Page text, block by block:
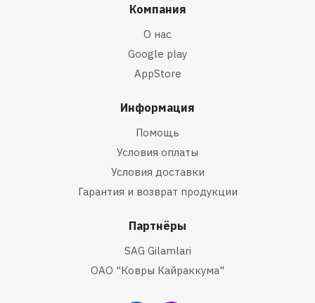
Компания
О нас
Google play
AppStore
Информация
Помощь
Условия оплаты
Условия доставки
Гарантия и возврат продукции
Партнёры
SAG Gilamlari
ОАО "Ковры Кайраккума"